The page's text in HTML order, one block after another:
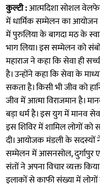
कुल्टी :आत्मदिशा सोशल
में धार्मिक सम्मेलन का
में पुरुलिया के बागदा मठ के
भाग लिया। इस सम्मेलन को
महाराज ने कहा कि सेवा ही
है। उन्होंने कहा कि सेवा के
सकता है। किसी भी जीव को
जीव में आत्मा विराजमान है।
बड़ा धर्म है। इस युग में मानव
इस शिविर में शामिल लोगों को
दी। आयोजक मंडली के सदस्यों
सम्मेलन में आसनसोल, दुर्गापुर
संतों ने अपना विचार व्यक्त
इलाकों से काफी संख्या में लोगों